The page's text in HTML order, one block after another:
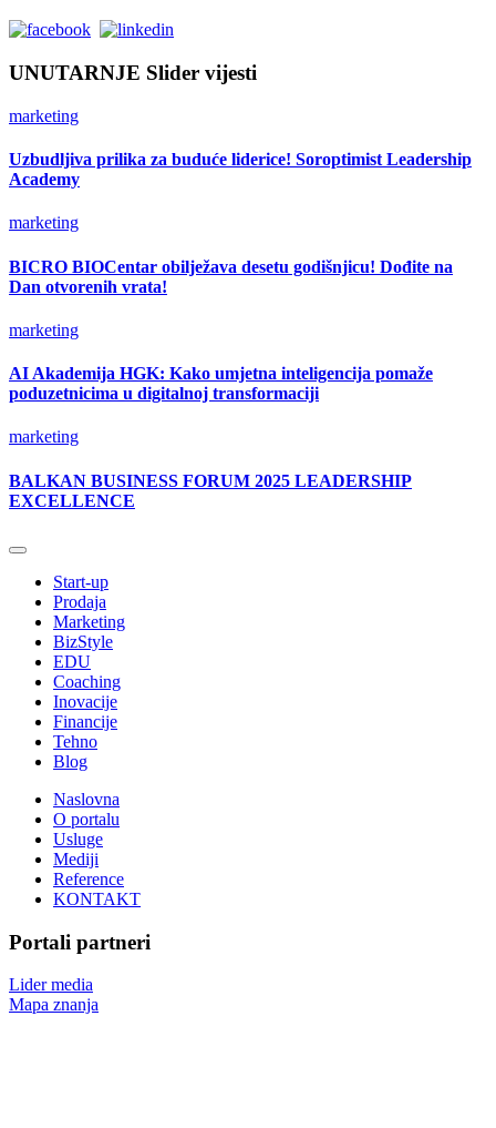
UNUTARNJE Slider vijesti
marketing
Uzbudljiva prilika za buduće liderice! Soroptimist Leadership
Academy
marketing
BICRO BIOCentar obilježava desetu godišnjicu! Dođite na
Dan otvorenih vrata!
marketing
AI Akademija HGK: Kako umjetna inteligencija pomaže
poduzetnicima u digitalnoj transformaciji
marketing
BALKAN BUSINESS FORUM 2025 LEADERSHIP
EXCELLENCE
Start-up
Prodaja
Marketing
BizStyle
EDU
Coaching
Inovacije
Financije
Tehno
Blog
Naslovna
O portalu
Usluge
Mediji
Reference
KONTAKT
Portali partneri
Lider media
Mapa znanja